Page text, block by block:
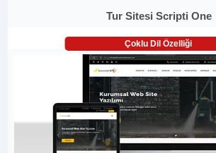
Tur Sitesi Scripti One
Çoklu Dil Özelliği